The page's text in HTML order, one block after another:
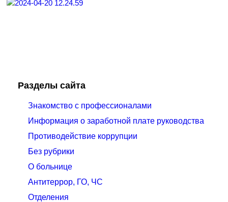
Разделы сайта
Знакомство с профессионалами
Информация о заработной плате руководства
Противодействие коррупции
Без рубрики
О больнице
Антитеррор, ГО, ЧС
Отделения